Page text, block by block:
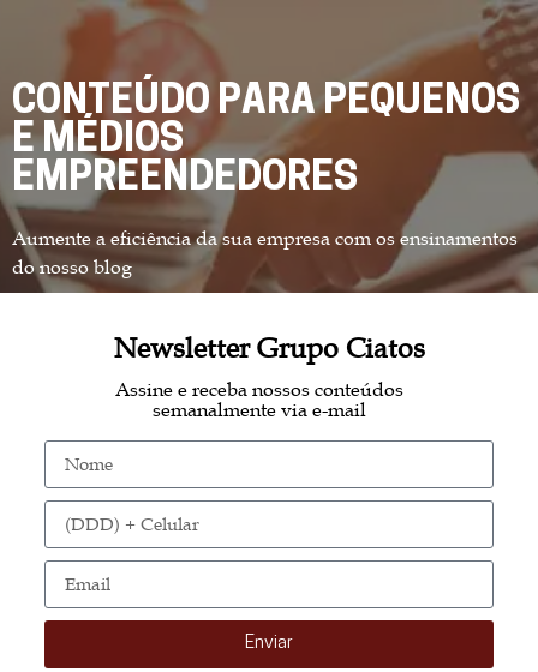
CONTEÚDO PARA PEQUENOS
E MÉDIOS
EMPREENDEDORES
Aumente a eficiência da sua empresa com os ensinamentos
do nosso blog
Newsletter Grupo Ciatos
Assine e receba nossos conteúdos
semanalmente via e-mail
Enviar